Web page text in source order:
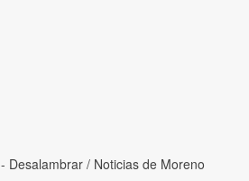
- Desalambrar / Noticias de Moreno